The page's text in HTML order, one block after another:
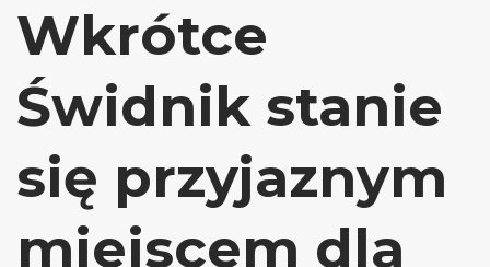
Wkrótce
Świdnik stanie
się przyjaznym
miejscem dla